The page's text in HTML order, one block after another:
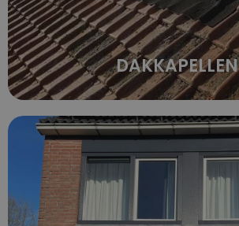
DAKKAPELLEN